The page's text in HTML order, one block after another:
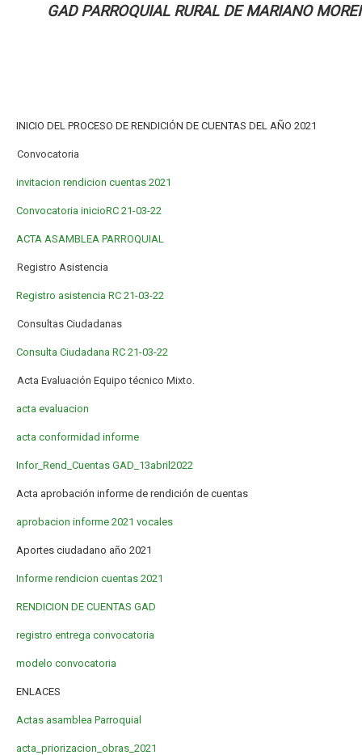
GAD PARROQUIAL RURAL DE MARIANO
INICIO DEL PROCESO DE RENDICIÓN DE CUENTAS DEL AÑO 2021
Convocatoria
invitacion rendicion cuentas 2021
Convocatoria inicioRC 21-03-22
ACTA ASAMBLEA PARROQUIAL
Registro Asistencia
Registro asistencia RC 21-03-22
Consultas Ciudadanas
Consulta Ciudadana RC 21-03-22
Acta Evaluación Equipo técnico Mixto.
acta evaluacion
acta conformidad informe
Infor_Rend_Cuentas GAD_13abril2022
Acta aprobación informe de rendición de cuentas
aprobacion informe 2021 vocales
Aportes ciudadano año 2021
Informe rendicion cuentas 2021
RENDICION DE CUENTAS GAD
registro entrega convocatoria
modelo convocatoria
ENLACES
Actas asamblea Parroquial
acta_priorizacion_obras_2021